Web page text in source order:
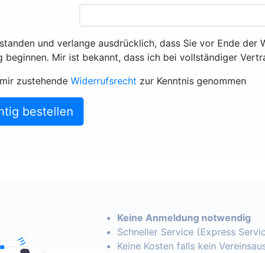
und verlange ausdrücklich, dass Sie vor Ende
beginnen. Mir ist bekannt, dass ich bei vollständiger
zustehende Widerrufsrecht zur Kenntnis genommen
bestellen
Keine Anmeldung notwendig
Schneller Service (Express
Keine Kosten falls kein